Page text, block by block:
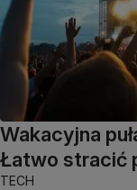
Wakacyjna
Łatwo stracić
TECH